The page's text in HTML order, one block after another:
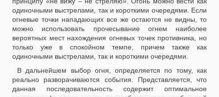
одиночными выстрелами, так и короткими очередями. Если
огневые точки нападающих все же остаются не видны, то
можно использовать прочесывание огнем наиболее
вероятных мест нахождения огневых точек противника, но
только уже в спокойном темпе, причем также как
одиночными выстрелами, так и короткими очередями.
В дальнейшем выбор огня, определяется по тому, как
реально разворачиваются события. Представляется, что
данная последовательность содержит оптимальное